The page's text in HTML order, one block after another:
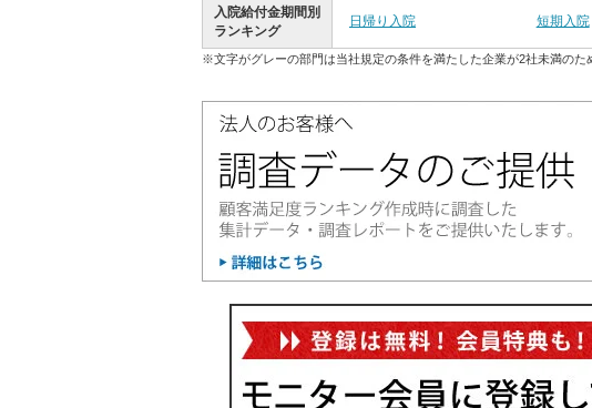
入院給付金期間別
ランキング
日帰り入院 短期入院
※文字がグレーの部門は当社規定の条件を満たした企業が2社未満のた